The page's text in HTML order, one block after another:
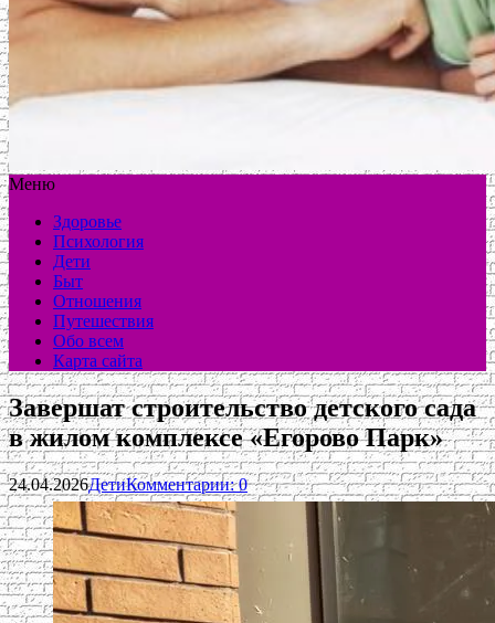
Меню
Здоровье
Психология
Дети
Быт
Отношения
Путешествия
Обо всем
Карта сайта
Завершат строительство детского сада
в жилом комплексе «Егорово Парк»
24.04.2026ДетиКомментарии: 0